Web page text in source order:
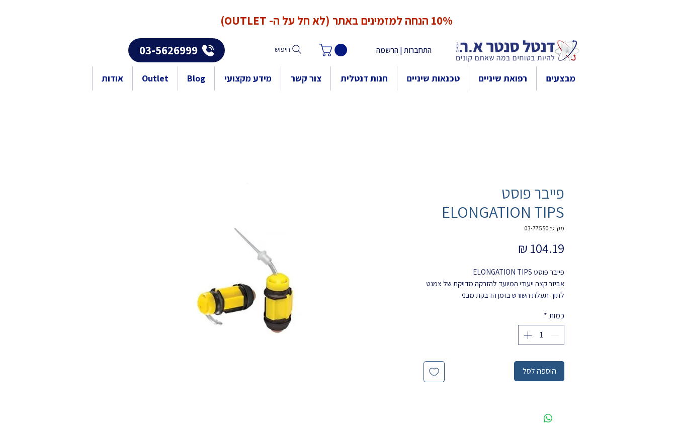
10% הנחה למזמינים באתר (לא חל על ה- OUTLET)
התחברות | הרשמה חיפוש 03-5626999
מבצעים רפואת שיניים טכנאות שיניים חנות דנטלית צור קשר מידע מקצועי Blog
Outlet אודות
פייבר פוסט
ELONGATION TIPS
מק"ט: 03-77550
פייבר פוסט ELONGATION TIPS
אביזר קצה ייעודי המיועד להזרקה מדויקת של צמנט
לתוך תעלת השורש בזמן הדבקת מבני
מק"ט: Solventum: 77550 כמות *
הוספה לסל